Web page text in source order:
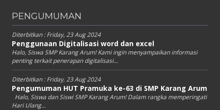
PENGUMUMAN
Diterbitkan :Friday, 23 Aug 2024
Penggunaan Digitalisasi word dan excel
Halo, Siswa SMP Karang Arum! Kami ingin menyampaikan informasi
penting terkait penerapan digitalisasi...
Diterbitkan :Friday, 23 Aug 2024
Pengumuman HUT Pramuka ke-63 di SMP Karang Arum
Halo, Siswa dan Siswi SMP Karang Arum! Dalam rangka memperingati
Hari Ulang...